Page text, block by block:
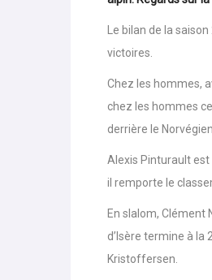
Le bilan de la
victoires.
Chez les hommes,
chez les hommes
derrière le
Alexis Pinturault est
il remporte le
En slalom, Clément
d’Isère termine à
Kristoffersen.